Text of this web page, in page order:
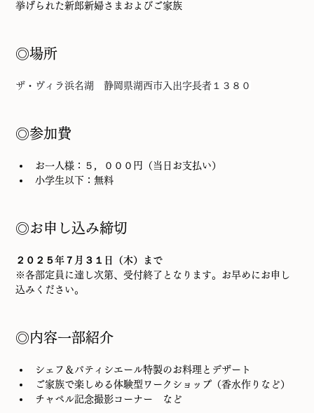
挙げられた新郎新婦さまおよびご家族
◎場所
ザ・ヴィラ浜名湖　静岡県湖西市入出字長者１３８０
◎参加費
お一人様：５，０００円（当日お支払い）
小学生以下：無料
◎お申し込み締切
２０２５年７月３１日（木）まで
※各部定員に達し次第、受付終了となります。お早めにお申し
込みください。
◎内容一部紹介
シェフ＆パティシエール特製のお料理とデザート
ご家族で楽しめる体験型ワークショップ（香水作りなど）
チャペル記念撮影コーナー　など